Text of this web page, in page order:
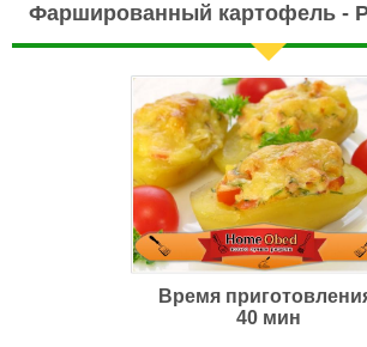
Фаршированный картофель -
Время
40 мин